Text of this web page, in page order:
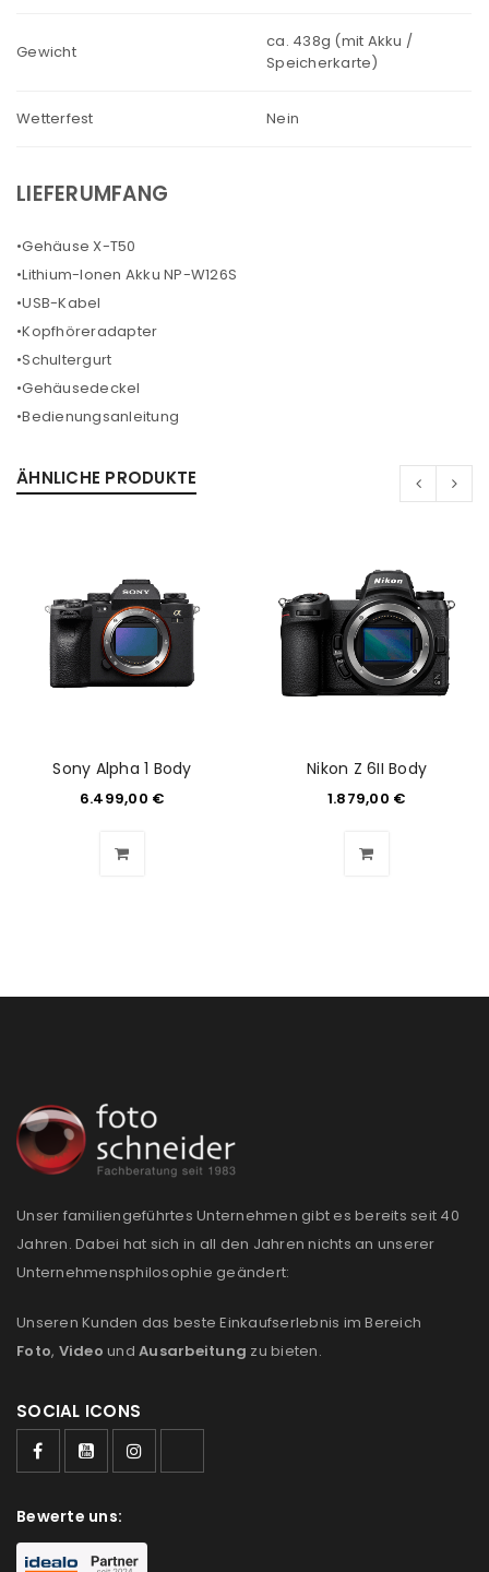
Gewicht
ca. 438g (mit Akku /
Speicherkarte)
Wetterfest Nein
LIEFERUMFANG
•Gehäuse X-T50
•Lithium-Ionen Akku NP-W126S
•USB-Kabel
•Kopfhöreradapter
•Schultergurt
•Gehäusedeckel
•Bedienungsanleitung
ÄHNLICHE PRODUKTE
Sony Alpha 1 Body
6.499,00 €
Nikon Z 6II Body
1.879,00 €
Unser familiengeführtes Unternehmen gibt es bereits seit 40
Jahren. Dabei hat sich in all den Jahren nichts an unserer
Unternehmensphilosophie geändert:
Unseren Kunden das beste Einkaufserlebnis im Bereich
Foto, Video und Ausarbeitung zu bieten.
SOCIAL ICONS
Bewerte uns: